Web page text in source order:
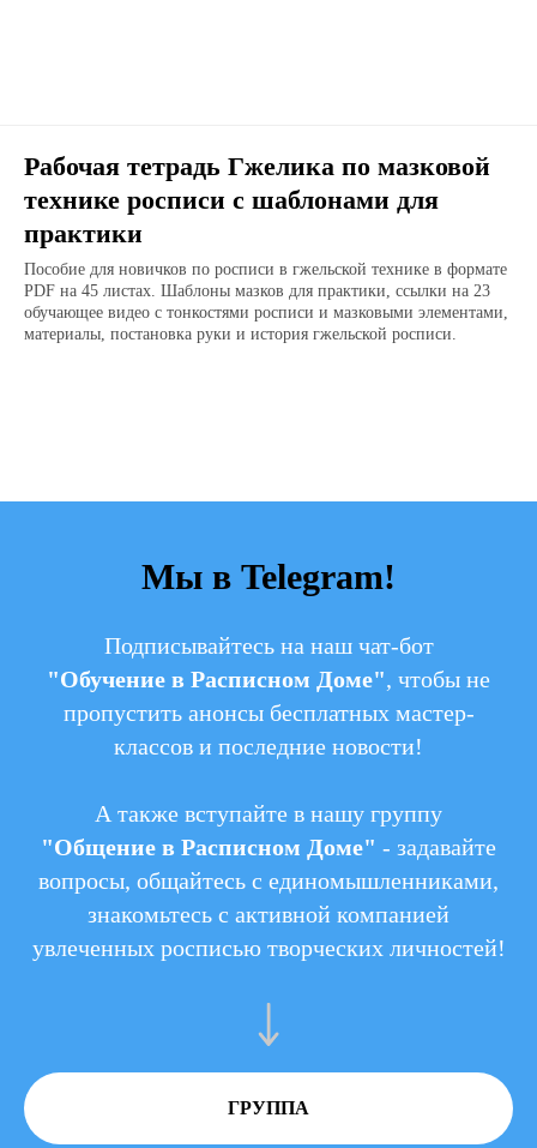
Рабочая тетрадь Гжелика по мазковой
технике росписи с шаблонами для
практики
Пособие для новичков по росписи в гжельской технике в формате
PDF на 45 листах. Шаблоны мазков для практики, ссылки на 23
обучающее видео с тонкостями росписи и мазковыми элементами,
материалы, постановка руки и история гжельской росписи.
Мы в Telegram!
Подписывайтесь на наш чат-бот
"Обучение в Расписном Доме", чтобы не
пропустить анонсы бесплатных мастер-
классов и последние новости!
А также вступайте в нашу группу
"Общение в Расписном Доме" - задавайте
вопросы, общайтесь с единомышленниками,
знакомьтесь с активной компанией
увлеченных росписью творческих личностей!
ГРУППА